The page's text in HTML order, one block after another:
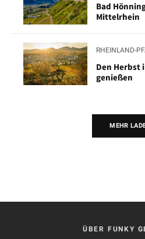
Bad
Mittelrhein
RHEINLAND-
Den Herbst
genießen
MEHR
ÜBER FUNKY